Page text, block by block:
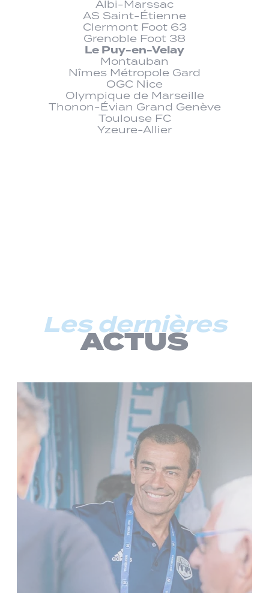
Albi-Marssac
AS Saint-Étienne
Clermont Foot 63
Grenoble Foot 38
Le Puy-en-Velay
Montauban
Nîmes Métropole Gard
OGC Nice
Olympique de Marseille
Thonon-Évian Grand Genève
Toulouse FC
Yzeure-Allier
Les dernières
ACTUS